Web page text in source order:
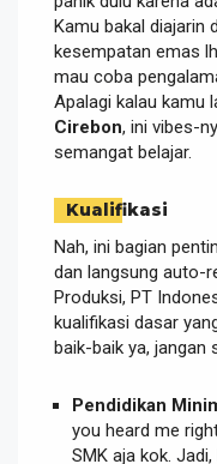
Kamu bakal diajarin
kesempatan emas
mau coba
Apalagi kalau kamu
Cirebon, ini vibes-
semangat belajar.
Kualifikasi
Nah, ini bagian
dan langsung auto-
Produksi, PT
kualifikasi dasar
baik-baik ya, jangan
Pendidikan
you heard me
SMK aja kok.